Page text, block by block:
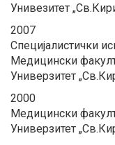
Унивезитет
2007
Специјалистички
Медицински
Универзитет
2000
Медицински
Универзитет